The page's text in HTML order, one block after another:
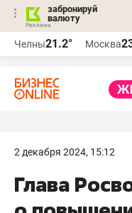
забронируй
валюту
Челны21.2° Москва
2 декабря 2024, 15:12
Глава